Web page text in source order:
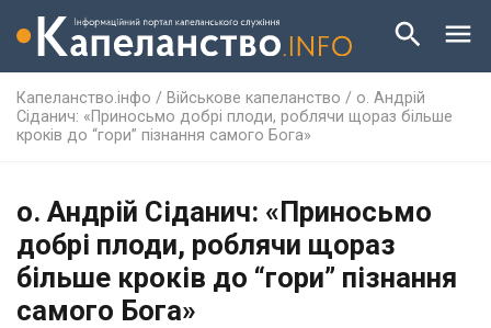
Капеланство.інфо / Військове капеланство / о. Андрій
Сіданич: «Приносьмо добрі плоди, роблячи щораз більше
кроків до “гори” пізнання самого Бога»
о. Андрій Сіданич: «Приносьмо
добрі плоди, роблячи щораз
більше кроків до “гори” пізнання
самого Бога»